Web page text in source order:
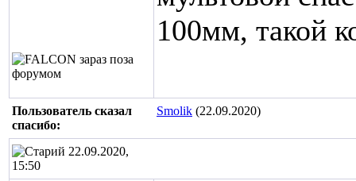
100мм, такой
Пользователь сказал
cпасибо:
Smolik (22.09.2020)
22.09.2020,
15:50